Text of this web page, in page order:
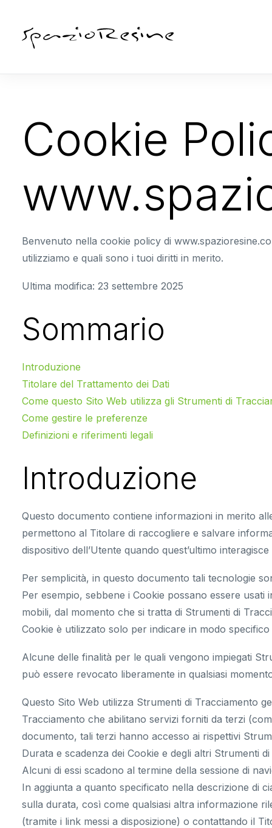
Cookie
Benvenuto nella cookie policy di
utilizziamo e quali sono i tuoi diritti in merito.
Ultima modifica: 23 settembre 2025
Sommario
Introduzione
Titolare del Trattamento dei Dati
Come questo Sito Web utilizza gli Strumenti di
Come gestire le preferenze
Definizioni e riferimenti legali
Introduzione
Questo documento contiene informazioni in merito
permettono al Titolare di raccogliere e salvare
dispositivo dell’Utente quando quest’ultimo
Per semplicità, in questo documento tali tecnologie
Per esempio, sebbene i Cookie possano essere
mobili, dal momento che si tratta di Strumenti di
Cookie è utilizzato solo per indicare in modo
Alcune delle finalità per le quali vengono impiegati
può essere revocato liberamente in qualsiasi
Questo Sito Web utilizza Strumenti di Tracciamento
Tracciamento che abilitano servizi forniti da terzi
documento, tali terzi hanno accesso ai rispettivi
Durata e scadenza dei Cookie e degli altri Strumenti
Alcuni di essi scadono al termine della sessione di
In aggiunta a quanto specificato nella descrizione di
sulla durata, così come qualsiasi altra informazione
(tramite i link messi a disposizione) o contattando il